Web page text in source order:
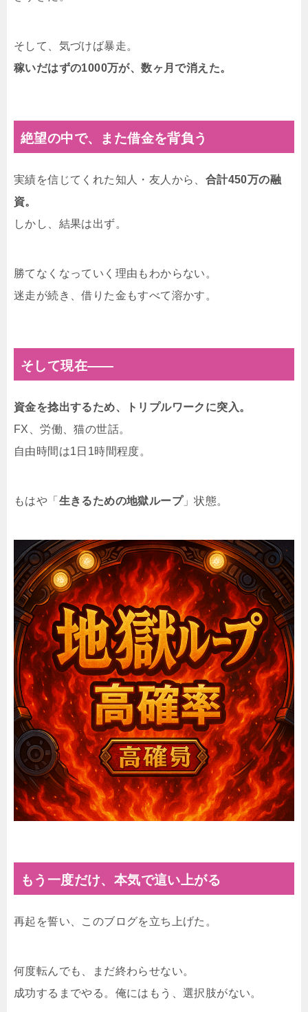
そして、気づけば暴走。
稼いだはずの1000万が、数ヶ月で消えた。
絶望の中で、また借金を背負う
実績を信じてくれた知人・友人から、 合計450万の融
資。
しかし、結果は出ず。
勝てなくなっていく理由もわからない。
迷走が続き、借りた金もすべて溶かす。
そして現在――
資金を捻出するため、トリプルワークに突入。
FX、労働、猫の世話。
自由時間は1日1時間程度。
もはや「 生きるための地獄ループ」状態。
もう一度だけ、本気で這い上がる
再起を誓い、このブログを立ち上げた。
何度転んでも、まだ終わらせない。
成功するまでやる。俺にはもう、選択肢がない。